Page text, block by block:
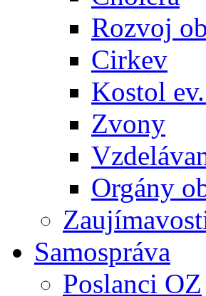
Rozvoj
Cirkev
Kostol
Zvony
Orgány
Samospráva
Poslanci OZ